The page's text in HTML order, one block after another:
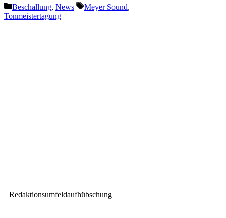
Kategorien
Beschallung, News Schlagwörter
Meyer Sound,
Tonmeistertagung
Redaktionsumfeldaufhübschung